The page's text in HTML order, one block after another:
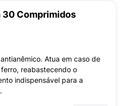
30 Comprimidos
Atua em caso de
reabastecendo o
indispensável para a